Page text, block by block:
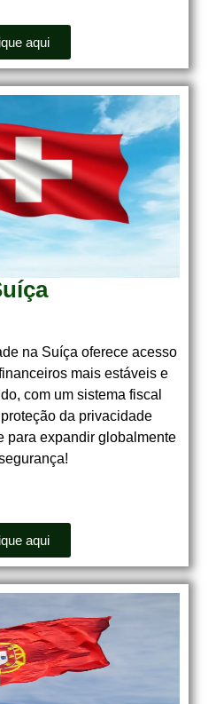
aqui
na Suíça oferece acesso
mais estáveis e
com um sistema fiscal
da privacidade
para expandir globalmente
aqui